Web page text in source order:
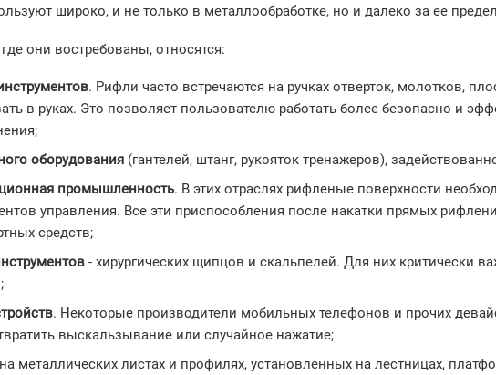
широко, и не только в металлообработке, но и далеко за ее
они востребованы, относятся:
. Рифли часто встречаются на ручках отверток, молотков,
в руках. Это позволяет пользователю работать более безопасно и
оборудования (гантелей, штанг, рукояток тренажеров),
промышленность. В этих отраслях рифленые поверхности
управления. Все эти приспособления после накатки прямых
средств;
- хирургических щипцов и скальпелей. Для них критически
. Некоторые производители мобильных телефонов и прочих
выскальзывание или случайное нажатие;
металлических листах и профилях, установленных на лестницах,